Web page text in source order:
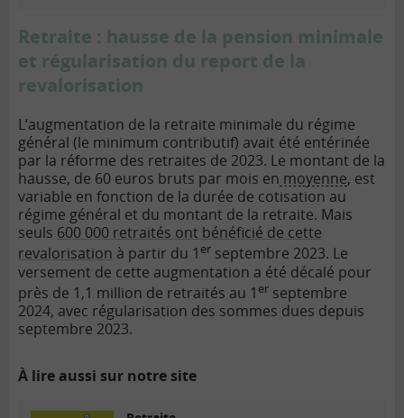
Retraite : hausse de la pension minimale
et régularisation du report de la
revalorisation
L’augmentation de la retraite minimale du régime
général (le minimum contributif) avait été entérinée
par la réforme des retraites de 2023. Le montant de la
hausse, de 60 euros bruts par mois en moyenne, est
variable en fonction de la durée de cotisation au
régime général et du montant de la retraite. Mais
seuls 600 000 retraités ont bénéficié de cette
revalorisation à partir du 1 er septembre 2023. Le
versement de cette augmentation a été décalé pour
près de 1,1 million de retraités au 1 er septembre
2024, avec régularisation des sommes dues depuis
septembre 2023.
À lire aussi sur notre site